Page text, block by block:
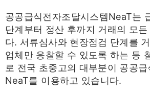
공공급식전자조달시스템NeaT는
단계부터 정산 후까지 거래의 모
다. 서류심사와 현장점검 단계를
업체만 응찰할 수 있도록 하는 등
로 전국 초중고의 대부분이 공공
NeaT를 이용하고 있습니다.